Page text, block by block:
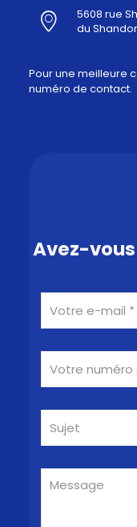
5608 rue
du
Pour une meilleure
numéro de contact.
Avez-